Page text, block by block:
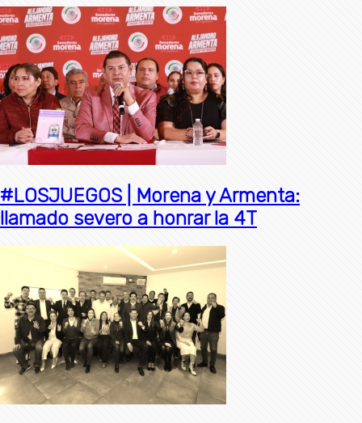
#LOSJUEGOS | Morena y Armenta:
llamado severo a honrar la 4T